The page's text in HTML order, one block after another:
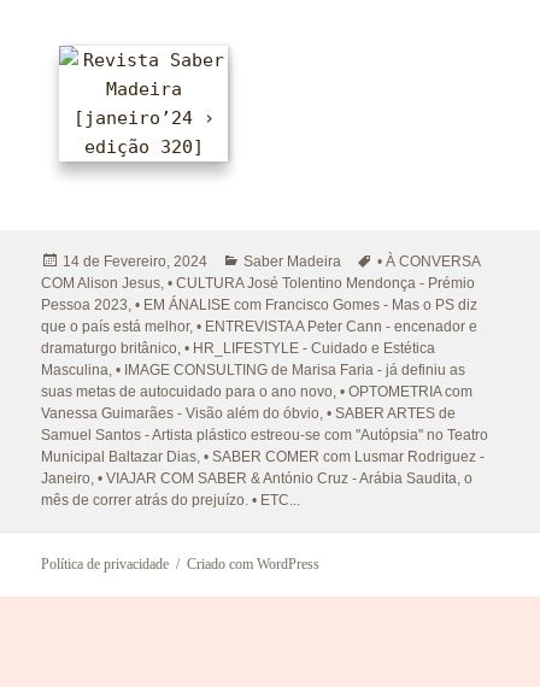
Publicado
a
14 de Fevereiro, 2024 Categorias
Saber Madeira Etiquetas
• À CONVERSA
COM Alison Jesus,• CULTURA José Tolentino Mendonça - Prémio
Pessoa 2023,• EM ÁNALISE com Francisco Gomes - Mas o PS diz
que o país está melhor,• ENTREVISTA A Peter Cann - encenador e
dramaturgo britânico,• HR_LIFESTYLE - Cuidado e Estética
Masculina,• IMAGE CONSULTING de Marisa Faria - já definiu as
suas metas de autocuidado para o ano novo,• OPTOMETRIA com
Vanessa Guimarães - Visão além do óbvio,• SABER ARTES de
Samuel Santos - Artista plástico estreou-se com ''Autópsia'' no Teatro
Municipal Baltazar Dias,• SABER COMER com Lusmar Rodriguez -
Janeiro,• VIAJAR COM SABER & António Cruz - Arábia Saudita,o
mês de correr atrás do prejuízo. • ETC...
Política de privacidade Criado com WordPress